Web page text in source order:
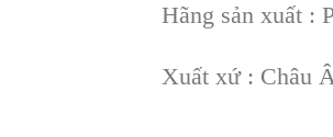
Hãng sản xuất :
Xuất xứ : Châu